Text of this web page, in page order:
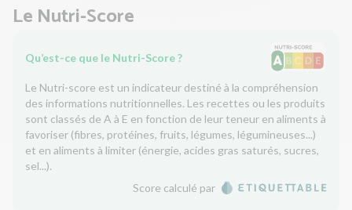
Le Nutri-Score
Qu’est-ce que le Nutri-Score ?
Le Nutri-score est un indicateur destiné à la compréhension
des informations nutritionnelles. Les recettes ou les produits
sont classés de A à E en fonction de leur teneur en aliments à
favoriser (fibres, protéines, fruits, légumes, légumineuses...)
et en aliments à limiter (énergie, acides gras saturés, sucres,
sel...).
Score calculé par